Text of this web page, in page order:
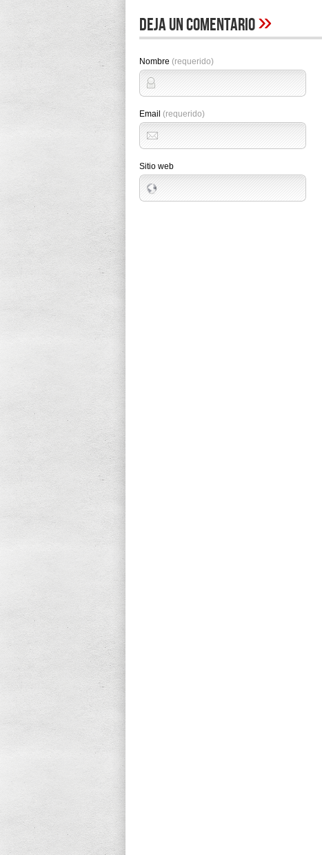
Deja un comentario»
Nombre (requerido)
Email (requerido)
Sitio web